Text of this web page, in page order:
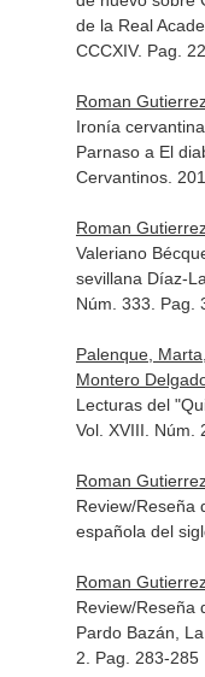
de la Real
CCCXIV. Pag.
Roman
Ironía
Parnaso a El
Cervantinos.
Roman
Valeriano
sevillana Díaz-
Núm. 333. Pag.
Palenque,
Montero
Lecturas del
Vol. XVIII. Núm.
Roman
Review/Reseña
española del
Roman
Review/Reseña
Pardo Bazán,
2. Pag. 283-285